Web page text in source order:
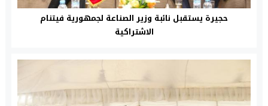
حجيرة يستقبل نائبة وزير الصناعة لجمهورية فيتنام
الاشتراكية